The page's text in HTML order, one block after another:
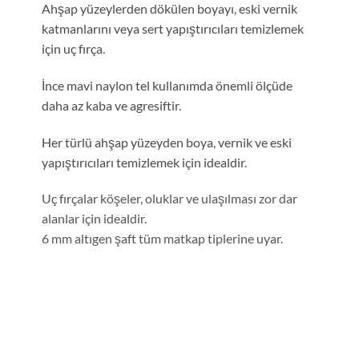
Ahşap yüzeylerden dökülen boyayı, eski vernik
katmanlarını veya sert yapıştırıcıları temizlemek
için uç fırça.
İnce mavi naylon tel kullanımda önemli ölçüde
daha az kaba ve agresiftir.
Her türlü ahşap yüzeyden boya, vernik ve eski
yapıştırıcıları temizlemek için idealdir.
Uç fırçalar köşeler, oluklar ve ulaşılması zor dar
alanlar için idealdir.
6 mm altıgen şaft tüm matkap tiplerine uyar.